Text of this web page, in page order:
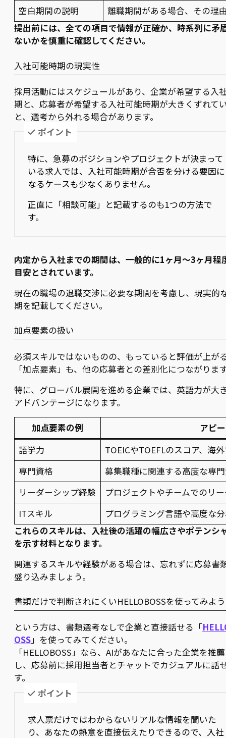
空白期間の説明
離職期間がある場合、その理
提出前には、全ての項目で情報が正確か、時系列に矛
ないかを慎重に確認してください。
入社可能時期の現実性
採用活動にはスケジュールがあり、企業が希望する入
期と、応募者が希望する入社可能時期が大きくずれて
と、選考から外れる場合があります。
ポイント
特に、急募のポジションやプロジェクトが決まって
いる求人では、入社可能時期が合否を分ける要因に
なるケースも少なくありません。
正直に「相談可能」と記載するのも1つの方法で
す。
内定から入社までの期間は、一般的に1ヶ月〜3ヶ月程
目安とされています。
現在の職場の退職交渉に必要な期間を考慮し、現実的
期を記載してください。
加点要素の扱い
必須スキルではないものの、もっていると評価が上が
「加点要素」も、他の応募者との差別化につながりま
特に、グローバル展開を進める企業では、英語力が大
アドバンテージになります。
加点要素の例
アピ
語学力
TOEICやTOEFLのスコア、海
専門資格
募集職種に関連する高度な専
リーダーシップ経験
プロジェクトやチームでのリ
ITスキル
プログラミング言語や高度な
これらのスキルは、入社後の活躍の幅広さやポテンシ
を示す材料となります。
関連するスキルや経験がある場合は、忘れずに応募書
盛り込みましょう。
書類だけで判断されにくいHELLOBOSSを使ってみよう
という方は、書類選考なしで企業と直接話せる「
OSS」を使ってみてください。
「HELLOBOSS」なら、AIがあなたに合った企業を推薦
し、応募前に採用担当者とチャットでカジュアルに話
す。
ポイント
求人票だけではわからないリアルな情報を聞いた
り、あなたの熱意を直接伝えたりできるので、入社